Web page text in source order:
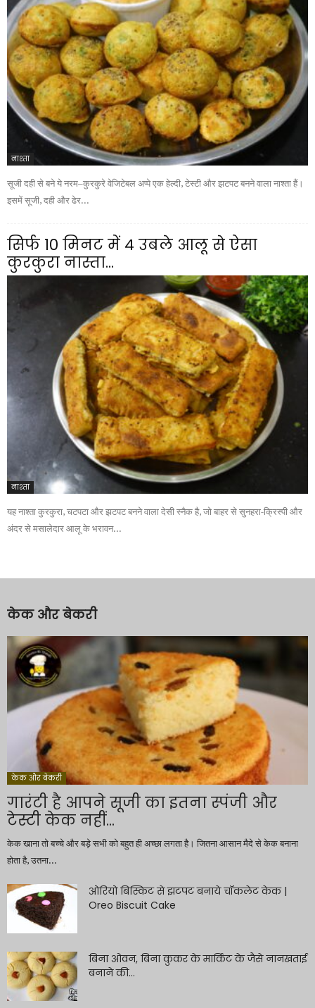
नाश्ता
सूजी दही से बने ये नरम–कुरकुरे वेजिटेबल अप्पे एक हेल्दी, टेस्टी और झटपट बनने वाला नाश्ता हैं।
इसमें सूजी, दही और ढेर...
सिर्फ 10 मिनट में 4 उबले आलू से ऐसा
कुरकुरा नास्ता...
नाश्ता
यह नाश्ता कुरकुरा, चटपटा और झटपट बनने वाला देसी स्नैक है, जो बाहर से सुनहरा-क्रिस्पी और
अंदर से मसालेदार आलू के भरावन...
केक और बेकरी
केक और बेकरी
गारंटी है आपने सूजी का इतना स्पंजी और
टेस्टी केक नहीं...
केक खाना तो बच्चे और बड़े सभी को बहुत ही अच्छा लगता है। जितना आसान मैदे से केक बनाना
होता है, उतना...
ओरियो बिस्किट से झटपट बनाये चॉकलेट केक |
Oreo Biscuit Cake
बिना ओवन, बिना कुकर के मार्किट के जैसे नानखताई
बनाने की...